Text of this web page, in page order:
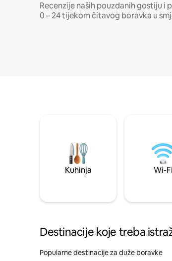
Recenzije naših pouzdanih gostiju i
0 – 24 tijekom čitavog boravka u
Kuhinja Wi-Fi
Destinacije koje treba
Popularne destinacije za duže boravke